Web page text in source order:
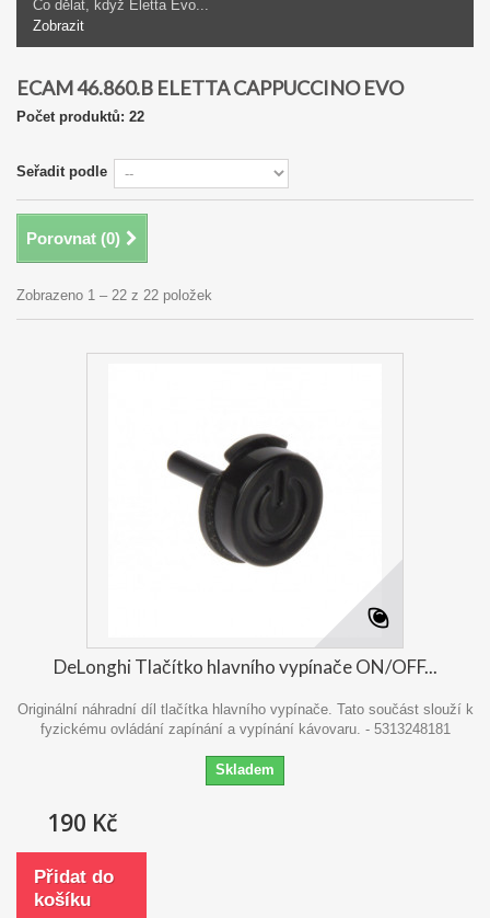
Co dělat, když Eletta Evo...
Zobrazit
ECAM 46.860.B ELETTA CAPPUCCINO EVO
Počet produktů: 22
Seřadit podle
Porovnat (0)
Zobrazeno 1 – 22 z 22 položek
DeLonghi Tlačítko hlavního vypínače ON/OFF...
Originální náhradní díl tlačítka hlavního vypínače. Tato součást slouží k
fyzickému ovládání zapínání a vypínání kávovaru. - 5313248181
Skladem
190 Kč
Přidat do
košíku